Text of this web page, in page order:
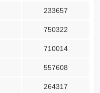
233657
750322
710014
557608
264317